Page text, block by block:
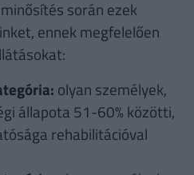
során ezek
ennek megfelelően
olyan személyek,
állapota 51-60% közötti,
rehabilitációval